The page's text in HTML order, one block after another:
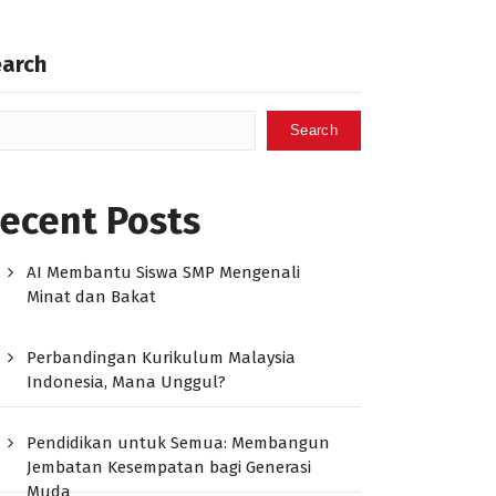
Search
Posts
AI Membantu Siswa SMP Mengenali
Minat dan Bakat
Perbandingan Kurikulum Malaysia
Indonesia, Mana Unggul?
Pendidikan untuk Semua: Membangun
Jembatan Kesempatan bagi Generasi
Muda